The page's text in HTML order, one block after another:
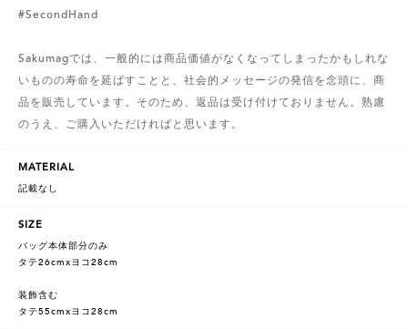
#SecondHand
Sakumagでは、一般的には商品価値がなくなってしまったかもしれな
いものの寿命を延ばすことと、社会的メッセージの発信を念頭に、商
品を販売しています。そのため、返品は受け付けておりません。熟慮
のうえ、ご購入いただければと思います。
MATERIAL
記載なし
SIZE
バッグ本体部分のみ
タテ26cmxヨコ28cm
装飾含む
タテ55cmxヨコ28cm